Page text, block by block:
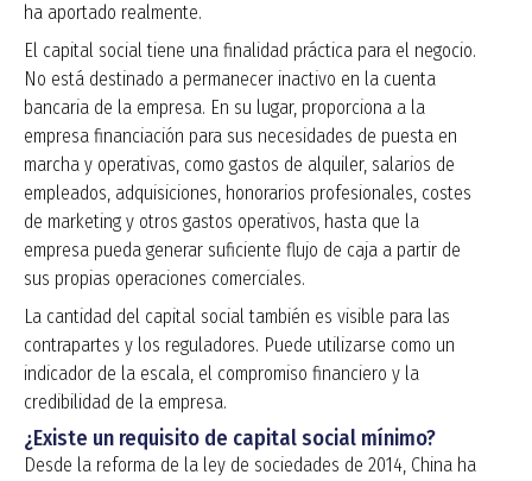
ha aportado realmente.
El capital social tiene una finalidad práctica para el negocio.
No está destinado a permanecer inactivo en la cuenta
bancaria de la empresa. En su lugar, proporciona a la
empresa financiación para sus necesidades de puesta en
marcha y operativas, como gastos de alquiler, salarios de
empleados, adquisiciones, honorarios profesionales, costes
de marketing y otros gastos operativos, hasta que la
empresa pueda generar suficiente flujo de caja a partir de
sus propias operaciones comerciales.
La cantidad del capital social también es visible para las
contrapartes y los reguladores. Puede utilizarse como un
indicador de la escala, el compromiso financiero y la
credibilidad de la empresa.
¿Existe un requisito de capital social mínimo?
Desde la reforma de la ley de sociedades de 2014, China ha